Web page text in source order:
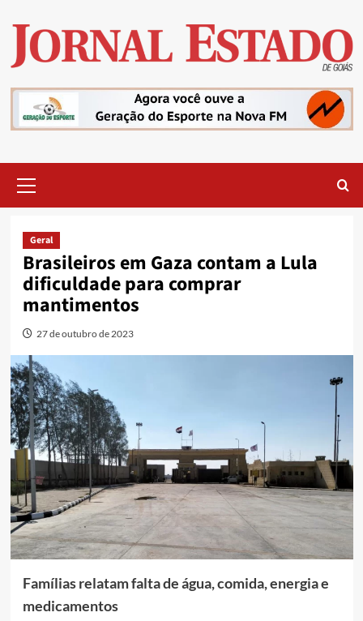
content
Menu
Geral
Brasileiros em Gaza contam a Lula
dificuldade para comprar
mantimentos
27 de outubro de 2023
Famílias relatam falta de água, comida, energia e
medicamentos